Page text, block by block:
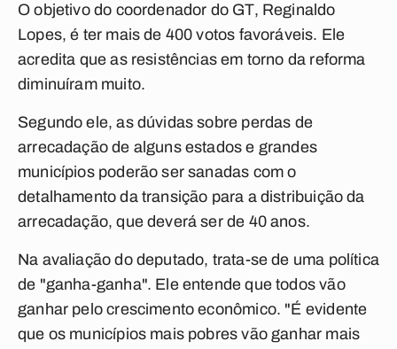
O objetivo do coordenador do GT, Reginaldo
Lopes, é ter mais de 400 votos favoráveis. Ele
acredita que as resistências em torno da reforma
diminuíram muito.
Segundo ele, as dúvidas sobre perdas de
arrecadação de alguns estados e grandes
municípios poderão ser sanadas com o
detalhamento da transição para a distribuição da
arrecadação, que deverá ser de 40 anos.
Na avaliação do deputado, trata-se de uma política
de "ganha-ganha". Ele entende que todos vão
ganhar pelo crescimento econômico. "É evidente
que os municípios mais pobres vão ganhar mais